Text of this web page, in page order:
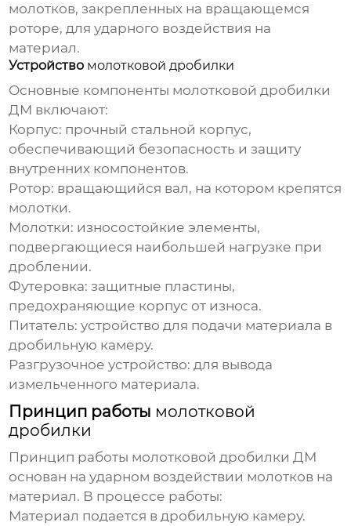
молотков, закрепленных на вращающемся
роторе, для ударного воздействия на
материал.
Устройство молотковой дробилки
Основные компоненты молотковой дробилки
ДМ включают:
Корпус: прочный стальной корпус,
обеспечивающий безопасность и защиту
внутренних компонентов.
Ротор: вращающийся вал, на котором крепятся
молотки.
Молотки: износостойкие элементы,
подвергающиеся наибольшей нагрузке при
дроблении.
Футеровка: защитные пластины,
предохраняющие корпус от износа.
Питатель: устройство для подачи материала в
дробильную камеру.
Разгрузочное устройство: для вывода
измельченного материала.
Принцип работы молотковой
дробилки
Принцип работы молотковой дробилки ДМ
основан на ударном воздействии молотков на
материал. В процессе работы:
Материал подается в дробильную камеру.